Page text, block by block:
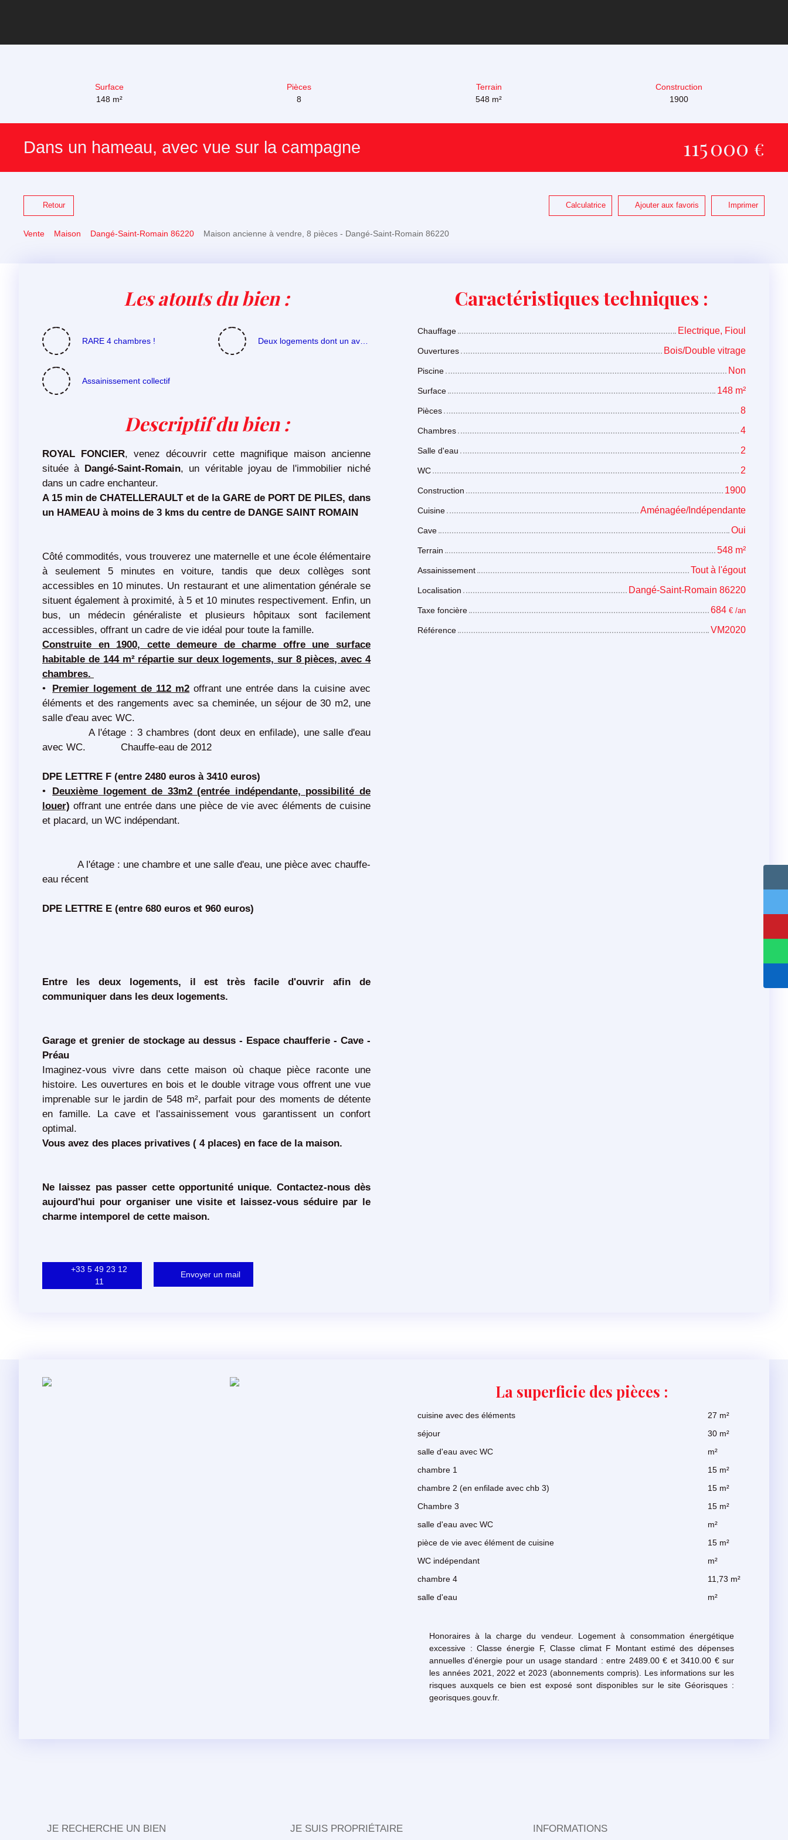
Surface
148 m²
Pièces
8
Terrain
548 m²
Construction
1900
Dans un hameau, avec vue sur la campagne 115 000 €
Retour Calculatrice Ajouter aux favoris Imprimer
Vente Maison Dangé-Saint-Romain 86220 Maison ancienne à vendre, 8 pièces - Dangé-Saint-Romain 86220
Les atouts du bien :
RARE 4 chambres ! Deux logements dont un avec accès séparé
Assainissement collectif
Descriptif du bien:
ROYAL FONCIER, venez découvrir cette magnifique maison ancienne
située à Dangé-Saint-Romain, un véritable joyau de l'immobilier niché
dans un cadre enchanteur.
A 15 min de CHATELLERAULT et de la GARE de PORT DE PILES, dans
un HAMEAU à moins de 3 kms du centre de DANGE SAINT ROMAIN
Côté commodités, vous trouverez une maternelle et une école élémentaire
à seulement 5 minutes en voiture, tandis que deux collèges sont
accessibles en 10 minutes. Un restaurant et une alimentation générale se
situent également à proximité, à 5 et 10 minutes respectivement. Enfin, un
bus, un médecin généraliste et plusieurs hôpitaux sont facilement
accessibles, offrant un cadre de vie idéal pour toute la famille.
Construite en 1900, cette demeure de charme offre une surface
habitable de 144 m² répartie sur deux logements, sur 8 pièces, avec 4
chambres.
Premier logement de 112 m2 offrant une entrée dans la cuisine avec
éléments et des rangements avec sa cheminée, un séjour de 30 m2, une
salle d'eau avec WC.
A l'étage : 3 chambres (dont deux en enfilade), une salle d'eau
avec WC. Chauffe-eau de 2012
DPE LETTRE F (entre 2480 euros à 3410 euros)
Deuxième logement de 33m2 (entrée indépendante, possibilité de
louer) offrant une entrée dans une pièce de vie avec éléments de cuisine
et placard, un WC indépendant.
A l'étage : une chambre et une salle d'eau, une pièce avec chauffe-
eau récent
DPE LETTRE E (entre 680 euros et 960 euros)
Entre les deux logements, il est très facile d'ouvrir afin de
communiquer dans les deux logements.
Garage et grenier de stockage au dessus - Espace chaufferie - Cave -
Préau
Imaginez-vous vivre dans cette maison où chaque pièce raconte une
histoire. Les ouvertures en bois et le double vitrage vous offrent une vue
imprenable sur le jardin de 548 m², parfait pour des moments de détente
en famille. La cave et l'assainissement vous garantissent un confort
optimal.
Vous avez des places privatives ( 4 places) en face de la maison.
Ne laissez pas passer cette opportunité unique. Contactez-nous dès
aujourd'hui pour organiser une visite et laissez-vous séduire par le
charme intemporel de cette maison.
+33 5 49 23 12
11
Envoyer un mail
Caractéristiques techniques :
Chauffage Electrique, Fioul
Ouvertures Bois/Double vitrage
Piscine Non
Surface 148 m²
Pièces 8
Chambres 4
Salle d'eau 2
WC 2
Construction 1900
Cuisine Aménagée/Indépendante
Cave Oui
Terrain 548 m²
Assainissement Tout à l'égout
Localisation Dangé-Saint-Romain 86220
Taxe foncière 684 € /an
Référence VM2020
La superficie des pièces :
cuisine avec des éléments
27 m²
séjour
30 m²
salle d'eau avec WC
m²
chambre 1
15 m²
chambre 2 (en enfilade avec chb 3)
15 m²
Chambre 3
15 m²
salle d'eau avec WC
m²
pièce de vie avec élément de cuisine
15 m²
WC indépendant
m²
chambre 4
11,73 m²
salle d'eau
m²
Honoraires à la charge du vendeur. Logement à consommation énergétique
excessive : Classe énergie F, Classe climat F Montant estimé des dépenses
annuelles d'énergie pour un usage standard : entre 2489.00 € et 3410.00 € sur
les années 2021, 2022 et 2023 (abonnements compris). Les informations sur les
risques auxquels ce bien est exposé sont disponibles sur le site Géorisques :
georisques.gouv.fr.
JE RECHERCHE UN BIEN JE SUIS PROPRIÉTAIRE INFORMATIONS